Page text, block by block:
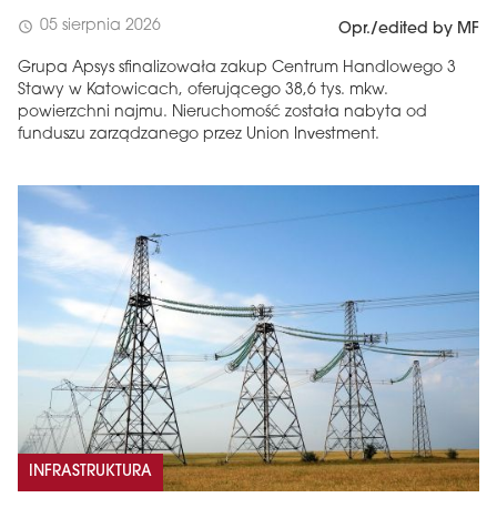
schedule 05 sierpnia 2026 Opr./edited by MF
Grupa Apsys sfinalizowała zakup Centrum Handlowego 3
Stawy w Katowicach, oferującego 38,6 tys. mkw.
powierzchni najmu. Nieruchomość została nabyta od
funduszu zarządzanego przez Union Investment.
INFRASTRUKTURA